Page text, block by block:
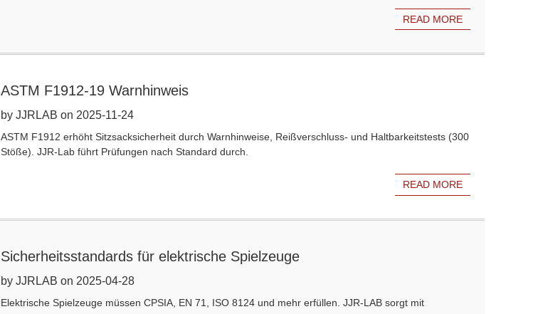
READ MORE
ASTM F1912-19 Warnhinweis
by JJRLAB on 2025-11-24
ASTM F1912 erhöht Sitzsacksicherheit durch Warnhinweise, Reißverschluss- und Haltbarkeitstests (300
Stöße). JJR-Lab führt Prüfungen nach Standard durch.
READ MORE
Sicherheitsstandards für elektrische Spielzeuge
by JJRLAB on 2025-04-28
Elektrische Spielzeuge müssen CPSIA, EN 71, ISO 8124 und mehr erfüllen. JJR-LAB sorgt mit